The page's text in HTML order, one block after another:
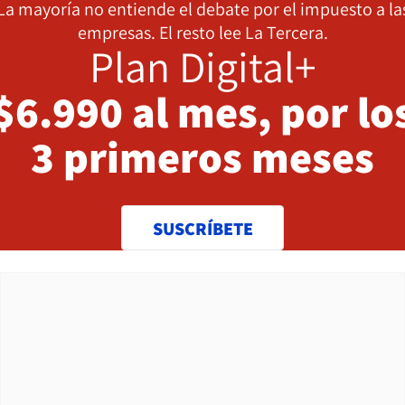
mayoría no entiende el debate por el impuesto a
empresas. El resto lee La Tercera.
Plan Digital+
al mes, por
3 primeros meses
SUSCRÍBETE